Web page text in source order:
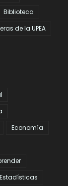
Biblioteca
de la UPEA
Economía
Estadísticas